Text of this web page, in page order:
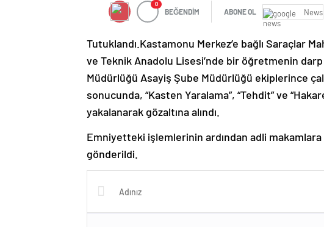
0
BEĞENDİM ABONE OL News
Tutuklandı.Kastamonu Merkez’e bağlı Saraçlar
ve Teknik Anadolu Lisesi’nde bir öğretmenin
Müdürlüğü Asayiş Şube Müdürlüğü ekiplerince
sonucunda, “Kasten Yaralama”, “Tehdit” ve
yakalanarak gözaltına alındı.
Emniyetteki işlemlerinin ardından adli
gönderildi.